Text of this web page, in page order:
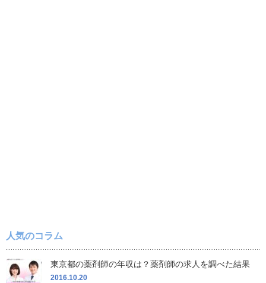
人気のコラム
東京都の薬剤師の年収は？薬剤師の求人を調べた結果
2016.10.20